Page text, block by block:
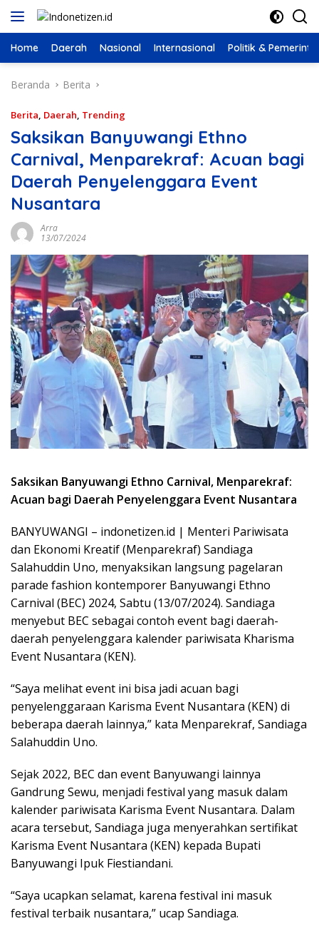
Langsung
Home Daerah Nasional Internasional Politik &
Beranda Berita
Berita, Daerah, Trending
Saksikan Banyuwangi Ethno
Carnival, Menparekraf: Acuan bagi
Daerah Penyelenggara Event
Nusantara
Arra
13/07/2024
Saksikan Banyuwangi Ethno Carnival, Menparekraf:
Acuan bagi Daerah Penyelenggara Event Nusantara
BANYUWANGI – indonetizen.id | Menteri Pariwisata
dan Ekonomi Kreatif (Menparekraf) Sandiaga
Salahuddin Uno, menyaksikan langsung pagelaran
parade fashion kontemporer Banyuwangi Ethno
Carnival (BEC) 2024, Sabtu (13/07/2024). Sandiaga
menyebut BEC sebagai contoh event bagi daerah-
daerah penyelenggara kalender pariwisata Kharisma
Event Nusantara (KEN).
“Saya melihat event ini bisa jadi acuan bagi
penyelenggaraan Karisma Event Nusantara (KEN) di
beberapa daerah lainnya,” kata Menparekraf, Sandiaga
Salahuddin Uno.
Sejak 2022, BEC dan event Banyuwangi lainnya
Gandrung Sewu, menjadi festival yang masuk dalam
kalender pariwisata Karisma Event Nusantara. Dalam
acara tersebut, Sandiaga juga menyerahkan sertifikat
Karisma Event Nusantara (KEN) kepada Bupati
Banyuwangi Ipuk Fiestiandani.
“Saya ucapkan selamat, karena festival ini masuk
festival terbaik nusantara,” ucap Sandiaga.